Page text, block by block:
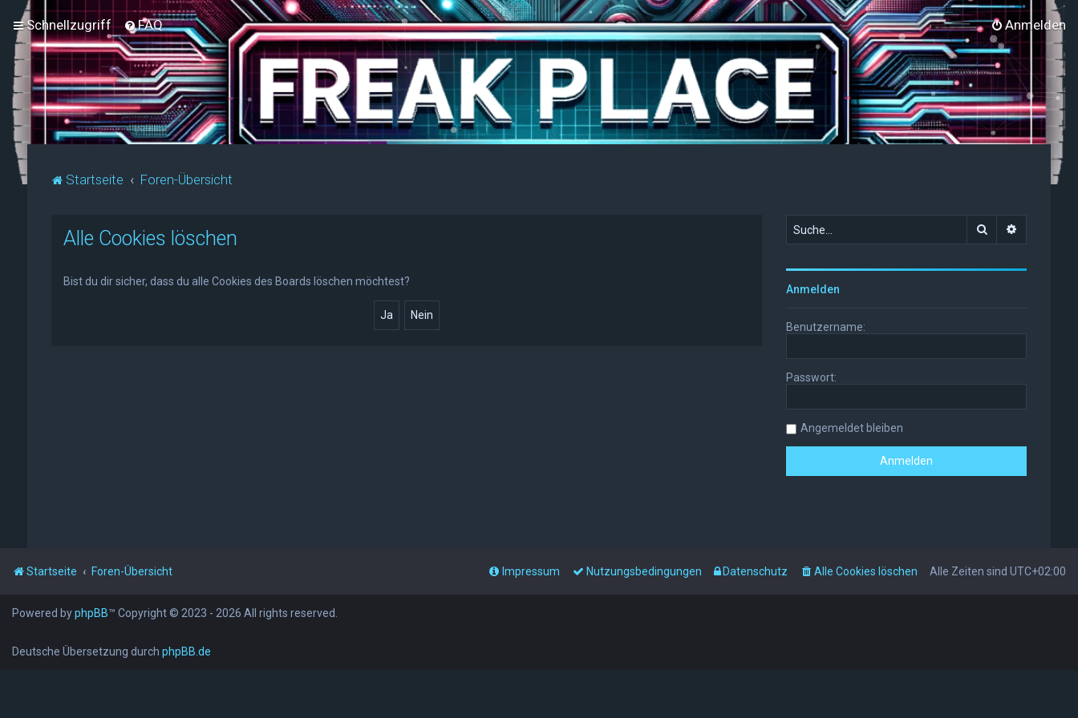
Schnellzugriff FAQ Anmelden
Startseite Foren-Übersicht
Alle Cookies löschen
Bist du dir sicher, dass du alle Cookies des Boards löschen möchtest?
Suche
Anmelden
Benutzername:
Passwort:
Angemeldet bleiben
Startseite Foren-Übersicht Alle Zeiten sind UTC+02:00
Alle Cookies löschen
Datenschutz
Nutzungsbedingungen
Impressum
Powered byphpBB™ Copyright © 2023 - 2026 All rights reserved.
Deutsche Übersetzung durch phpBB.de